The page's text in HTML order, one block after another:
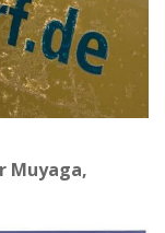
Muyaga,